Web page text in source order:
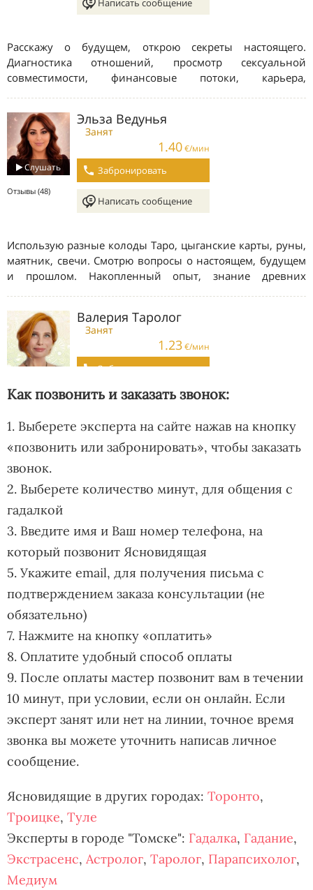
Как позвонить и заказать звонок:
1. Выберете эксперта на сайте нажав на кнопку
«позвонить или забронировать», чтобы заказать
звонок.
2. Выберете количество минут, для общения с
гадалкой
3. Введите имя и Ваш номер телефона, на
который позвонит Ясновидящая
5. Укажите email, для получения письма с
подтверждением заказа консультации (не
обязательно)
7. Нажмите на кнопку «оплатить»
8. Оплатите удобный способ оплаты
9. После оплаты мастер позвонит вам в течении
10 минут, при условии, если он онлайн. Если
эксперт занят или нет на линии, точное время
звонка вы можете уточнить написав личное
сообщение.
Ясновидящие в других городах: Торонто,
Троицке, Туле
Эксперты в городе "Томске": Гадалка, Гадание,
Экстрасенс, Астролог, Таролог, Парапсихолог,
Медиум